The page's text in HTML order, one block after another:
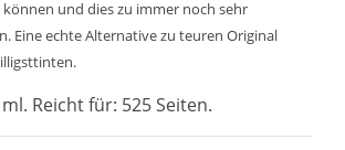
und dies zu immer noch sehr
Eine echte Alternative zu teuren Original
Reicht für: 525 Seiten.